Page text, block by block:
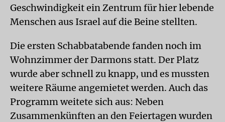
Geschwindigkeit ein Zentrum für hier lebende
Menschen aus Israel auf die Beine stellten.
Die ersten Schabbatabende fanden noch im
Wohnzimmer der Darmons statt. Der Platz
wurde aber schnell zu knapp, und es mussten
weitere Räume angemietet werden. Auch das
Programm weitete sich aus: Neben
Zusammenkünften an den Feiertagen wurden